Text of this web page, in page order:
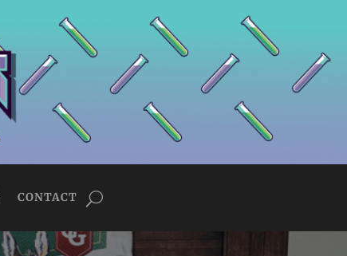
CONTACT